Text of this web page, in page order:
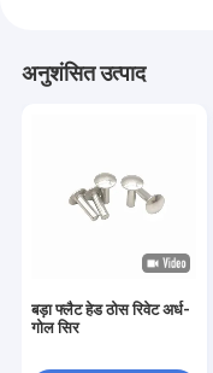
अनुशंसित उत्पाद
बड़ा फ्लैट हेड ठोस रिवेट अर्ध-
गोल सिर